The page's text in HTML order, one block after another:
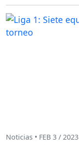
Noticias • FEB 3 / 2023